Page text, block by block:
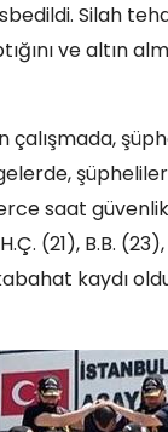
Silah
ve altın
çalışmada,
saat
(21), B.B.
kabahat kaydı